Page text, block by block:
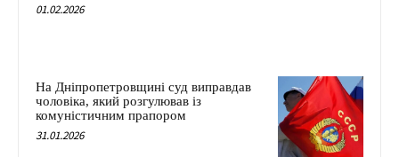
01.02.2026
На Дніпропетровщині суд виправдав
чоловіка, який розгулював із
комуністичним прапором
31.01.2026